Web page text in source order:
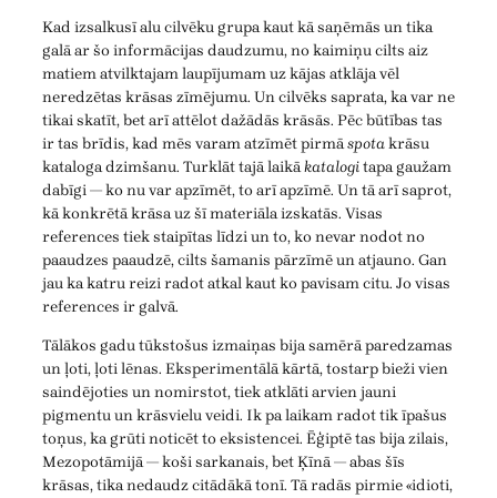
Kad izsalkusī alu cilvēku grupa kaut kā saņēmās un tika
galā ar šo informācijas daudzumu, no kaimiņu cilts aiz
matiem atvilktajam laupījumam uz kājas atklāja vēl
neredzētas krāsas zīmējumu. Un cilvēks saprata, ka var ne
tikai skatīt, bet arī attēlot dažādās krāsās. Pēc būtības tas
ir tas brīdis, kad mēs varam atzīmēt pirmāspotakrāsu
kataloga dzimšanu. Turklāt tajā laikākatalogitapa gaužam
dabīgi — ko nu var apzīmēt, to arī apzīmē. Un tā arī saprot,
kā konkrētā krāsa uz šī materiāla izskatās. Visas
references tiek staipītas līdzi un to, ko nevar nodot no
paaudzes paaudzē, cilts šamanis pārzīmē un atjauno. Gan
jau ka katru reizi radot atkal kaut ko pavisam citu. Jo visas
references ir galvā.
Tālākos gadu tūkstošus izmaiņas bija samērā paredzamas
un ļoti, ļoti lēnas. Eksperimentālā kārtā, tostarp bieži vien
saindējoties un nomirstot, tiek atklāti arvien jauni
pigmentu un krāsvielu veidi. Ik pa laikam radot tik īpašus
toņus, ka grūti noticēt to eksistencei. Ēģiptē tas bija zilais,
Mezopotāmijā — koši sarkanais, bet Ķīnā — abas šīs
krāsas, tika nedaudz citādākā tonī. Tā radās pirmie «idioti,